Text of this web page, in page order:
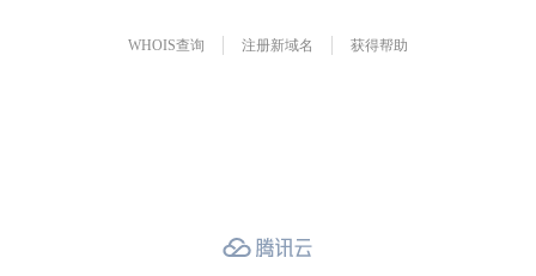
WHOIS查询 注册新域名 获得帮助